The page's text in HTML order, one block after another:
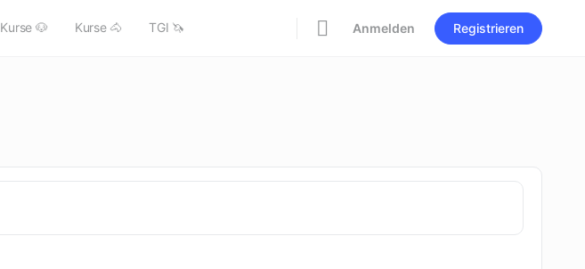
Kurse 🐶 Kurse 🐴 TGI 🦄 Anmelden Registrieren